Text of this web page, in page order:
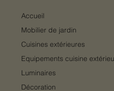
Accueil
Mobilier de jardin
Cuisines extérieures
Equipements cuisine
Luminaires
Décoration